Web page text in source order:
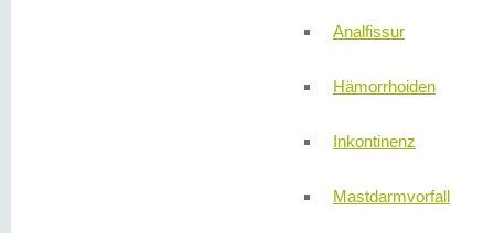
Analfissur
Hämorrhoiden
Inkontinenz
Mastdarmvorfall